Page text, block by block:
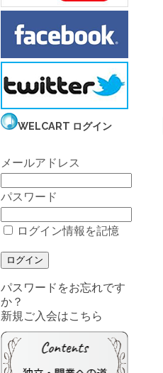
WELCART ログイン
メールアドレス
パスワード
ログイン情報を記憶
パスワードをお忘れです
か？
新規ご入会はこちら